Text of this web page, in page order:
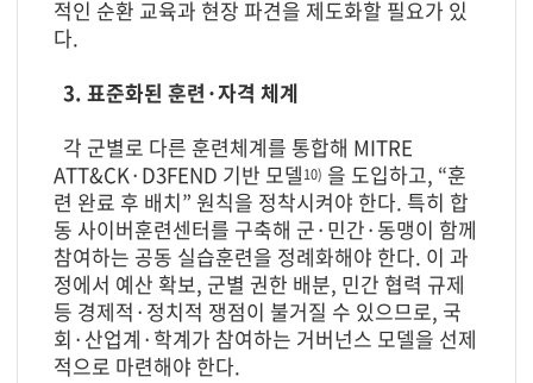
적인 순환 교육과 현장 파견을 제도화할 필요가 있
다.
3. 표준화된 훈련·자격 체계
각 군별로 다른 훈련체계를 통합해 MITRE
ATT&CK·D3FEND 기반 모델10) 을 도입하고, “훈
련 완료 후 배치” 원칙을 정착시켜야 한다. 특히 합
동 사이버훈련센터를 구축해 군·민간·동맹이 함께
참여하는 공동 실습훈련을 정례화해야 한다. 이 과
정에서 예산 확보, 군별 권한 배분, 민간 협력 규제
등 경제적·정치적 쟁점이 불거질 수 있으므로, 국
회·산업계·학계가 참여하는 거버넌스 모델을 선제
적으로 마련해야 한다.